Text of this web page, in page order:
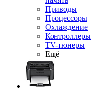
Приводы
Процессоры
Охлаждение
Контроллеры
TV-тюнеры
Ещё